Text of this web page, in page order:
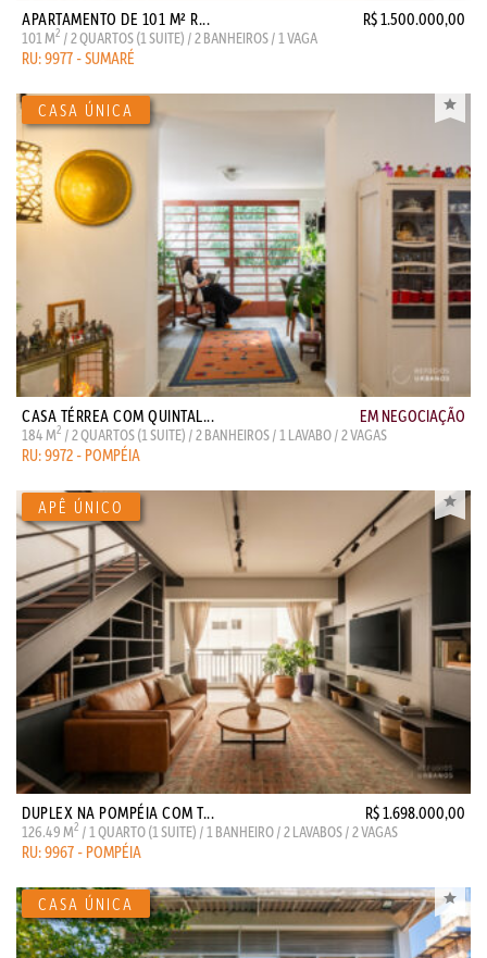
APARTAMENTO DE 101 M² R... R$ 1.500.000,00
101 M2 / 2 QUARTOS (1 SUITE) / 2 BANHEIROS / 1 VAGA
RU: 9977 - SUMARÉ
CASA TÉRREA COM QUINTAL... EM NEGOCIAÇÃO
184 M2 / 2 QUARTOS (1 SUITE) / 2 BANHEIROS / 1 LAVABO / 2 VAGAS
RU: 9972 - POMPÉIA
DUPLEX NA POMPÉIA COM T... R$ 1.698.000,00
126.49 M2 / 1 QUARTO (1 SUITE) / 1 BANHEIRO / 2 LAVABOS / 2 VAGAS
RU: 9967 - POMPÉIA